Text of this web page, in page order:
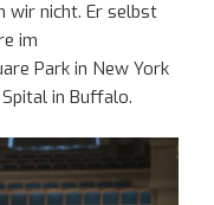
wir nicht. Er selbst
im
Park in New York
in Buffalo.